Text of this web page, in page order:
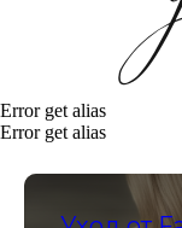
Error get alias
Error get alias